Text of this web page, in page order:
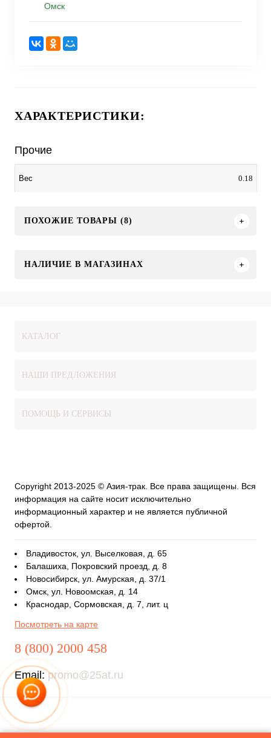
Омск
ХАРАКТЕРИСТИКИ:
Прочие
Вес 0.18
ПОХОЖИЕ ТОВАРЫ (8)
НАЛИЧИЕ В МАГАЗИНАХ
КАТАЛОГ
НАШИ ПРЕДЛОЖЕНИЯ
ПОМОЩЬ И СЕРВИСЫ
Copyright 2013-2025 © Азия-трак. Все права защищены. Вся
информация на сайте носит исключительно
информационный характер и не является публичной
офертой.
Владивосток, ул. Выселковая, д. 65
Балашиха, Покровский проезд, д. 8
Новосибирск, ул. Амурская, д. 37/1
Омск, ул. Новоомская, д. 14
Краснодар, Сормовская, д. 7, лит. ц
Посмотреть на карте
8 (800) 2000 458
Email:promo@25at.ru